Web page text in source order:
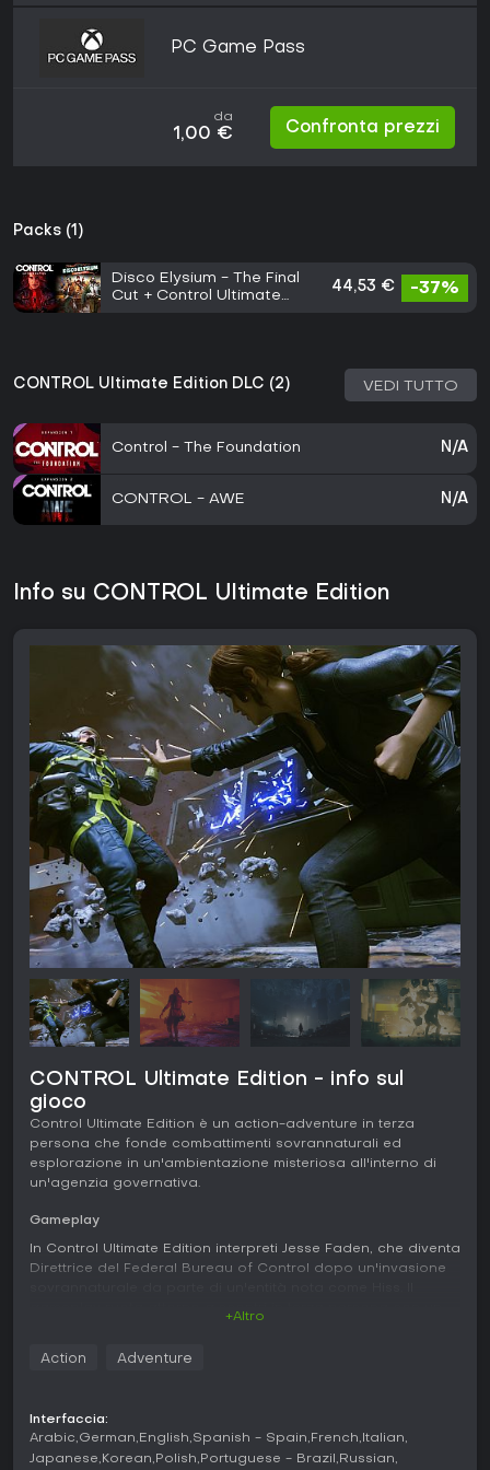
PC Game Pass
da
1,00 € Confronta prezzi
Packs (1)
Disco Elysium - The Final
Cut + Control Ultimate
44,53 € -37%
CONTROL Ultimate Edition DLC (2) VEDI TUTTO
Control - The Foundation N/A
CONTROL - AWE N/A
Info su CONTROL Ultimate Edition
CONTROL Ultimate Edition - info sul
gioco
Control Ultimate Edition è un action-adventure in terza
persona che fonde combattimenti sovrannaturali ed
esplorazione in un'ambientazione misteriosa all'interno di
un'agenzia governativa.
Gameplay
In Control Ultimate Edition interpreti Jesse Faden, che diventa
Direttrice del Federal Bureau of Control dopo un'invasione
svela zone nascoste. Gli scontri mescolano sparatorie e uso
dei poteri, imponendo di gestire le risorse energetiche
mentre schivi gli attacchi degli agenti posseduti. Gli upgrade
+Altro
Action Adventure
Interfaccia:
Arabic German English Spanish - Spain French Italian
Japanese Korean Polish Portuguese - Brazil
Russian